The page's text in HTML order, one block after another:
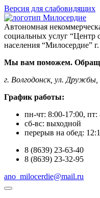
Версия для слабовидящих
Автономная
социальных услуг “Центр
населения “Милосердие”
Мы вам поможем.
г. Волгодонск, ул. Дружбы,
График работы:
пн-чт: 8:00-17:00, пт:
сб-вс: выходной
перерыв на обед:
8 (8639) 23-63-40
8 (8639) 23-32-95
ano_milocerdie@mail.ru